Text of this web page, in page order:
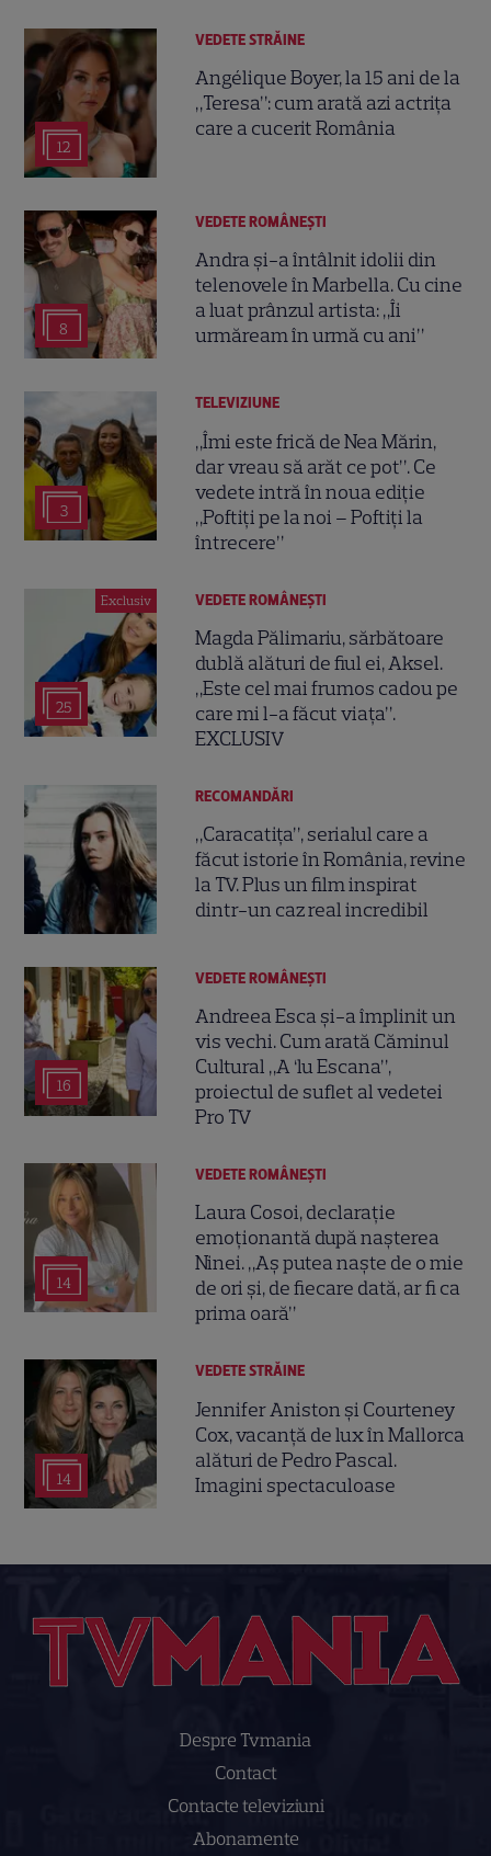
12
VEDETE STRĂINE
Angélique Boyer, la 15 ani de la
„Teresa”: cum arată azi actrița
care a cucerit România
8
VEDETE ROMÂNEŞTI
Andra și-a întâlnit idolii din
telenovele în Marbella. Cu cine
a luat prânzul artista: „Îi
urmăream în urmă cu ani”
3
TELEVIZIUNE
„Îmi este frică de Nea Mărin,
dar vreau să arăt ce pot”. Ce
vedete intră în noua ediție
„Poftiți pe la noi – Poftiți la
întrecere”
Exclusiv
25
VEDETE ROMÂNEŞTI
Magda Pălimariu, sărbătoare
dublă alături de fiul ei, Aksel.
„Este cel mai frumos cadou pe
care mi l-a făcut viața”.
EXCLUSIV
RECOMANDĂRI
„Caracatița”, serialul care a
făcut istorie în România, revine
la TV. Plus un film inspirat
dintr-un caz real incredibil
16
VEDETE ROMÂNEŞTI
Andreea Esca și-a împlinit un
vis vechi. Cum arată Căminul
Cultural „A ‘lu Escana”,
proiectul de suflet al vedetei
Pro TV
14
VEDETE ROMÂNEŞTI
Laura Cosoi, declarație
emoționantă după nașterea
Ninei. „Aș putea naște de o mie
de ori și, de fiecare dată, ar fi ca
prima oară”
14
VEDETE STRĂINE
Jennifer Aniston și Courteney
Cox, vacanță de lux în Mallorca
alături de Pedro Pascal.
Imagini spectaculoase
Despre Tvmania
Contact
Contacte televiziuni
Abonamente